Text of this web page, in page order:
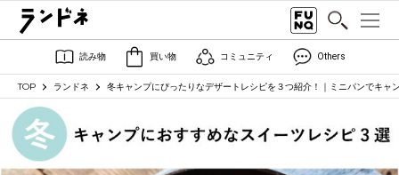
読み物 買い物 コミュニティ Others
TOP ランドネ 冬キャンプにぴったりなデザートレシピを３つ紹介！｜ミニパンでキャ